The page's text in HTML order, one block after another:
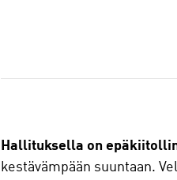
a
Hallituksella on
kestävämpään suuntaan.